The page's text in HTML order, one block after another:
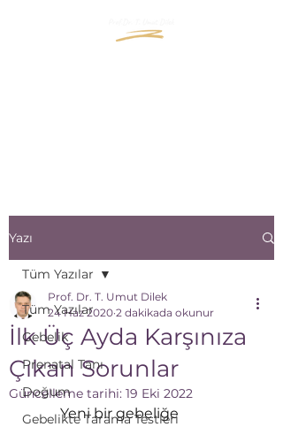
Yazı
Tüm Yazılar
Gebelik
Prenatal Tanı
Doğum
Gebelikte Tarama Testleri
Tüm Yazılar
İlk Üç Ayda Karşınıza
Çıkan Sorunlar
Prof. Dr. T. Umut Dilek
24 Haz 2020 2 dakikada okunur
Güncelleme tarihi: 19 Eki 2022
Yeni bir gebeliğe